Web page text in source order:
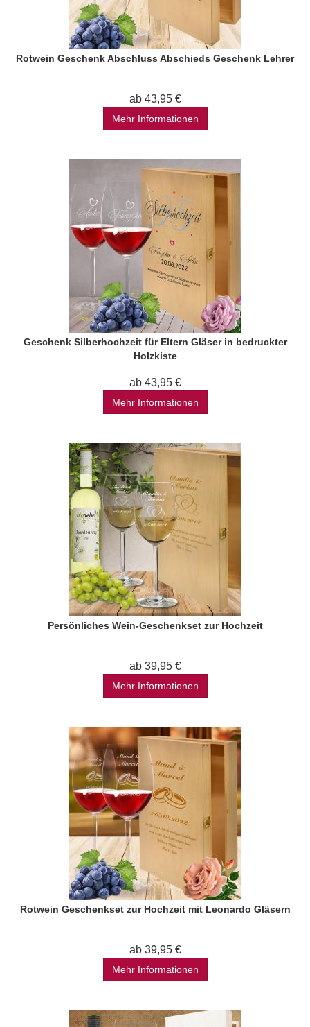
Rotwein Geschenk Abschluss Abschieds Geschenk Lehrer
ab 43,95 €
Mehr Informationen
Geschenk Silberhochzeit für Eltern Gläser in bedruckter
Holzkiste
ab 43,95 €
Mehr Informationen
Persönliches Wein-Geschenkset zur Hochzeit
ab 39,95 €
Mehr Informationen
Rotwein Geschenkset zur Hochzeit mit Leonardo Gläsern
ab 39,95 €
Mehr Informationen